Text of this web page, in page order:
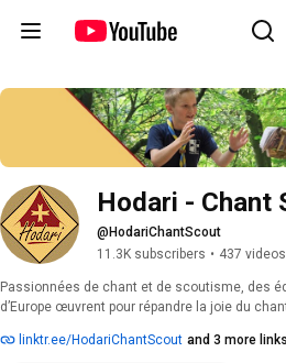
Hodari - Chant
@HodariChantScout
11.3K subscribers • 437 videos
Passionnées de chant et de scoutisme, des
d’Europe œuvrent pour répandre la joie du
concerts, et jusqu’à cette chaîne.
linktr.ee/HodariChantScout and 3 more links